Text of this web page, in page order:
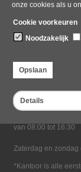
onze cookies als u
Cookie voorkeuren
Noodzakelijk
Opslaan
Details
Bezoekadres
Postadres
Openingstijden
van 08:00 tot 16:30
Zaterdag en zondag
*Kantoor is alle